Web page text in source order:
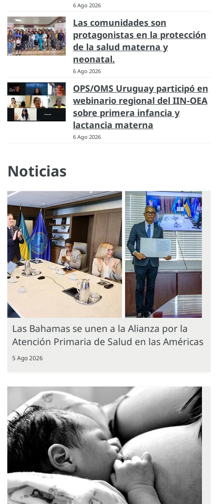
6 Ago 2026
Las comunidades son
protagonistas en la protección
de la salud materna y
neonatal.
6 Ago 2026
OPS/OMS Uruguay participó en
webinario regional del IIN-OEA
sobre primera infancia y
lactancia materna
6 Ago 2026
Noticias
Las Bahamas se unen a la Alianza por la
Atención Primaria de Salud en las Américas
5 Ago 2026